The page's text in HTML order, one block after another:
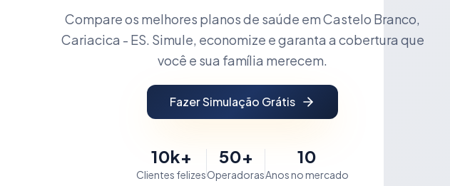
Compare os melhores planos de saúde em Castelo Branco,
Cariacica - ES. Simule, economize e garanta a cobertura que
você e sua família merecem.
Fazer Simulação Grátis
10k+
Clientes felizes
50+
Operadoras
10
Anos no mercado